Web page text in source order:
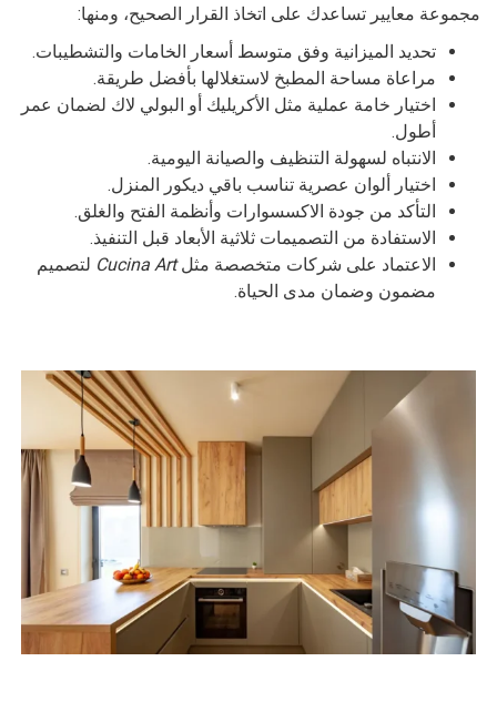
مجموعة معايير تساعدك على اتخاذ القرار الصحيح، ومنها:
تحديد الميزانية وفق متوسط أسعار الخامات والتشطيبات.
مراعاة مساحة المطبخ لاستغلالها بأفضل طريقة.
اختيار خامة عملية مثل الأكريليك أو البولي لاك لضمان عمر
أطول.
الانتباه لسهولة التنظيف والصيانة اليومية.
اختيار ألوان عصرية تناسب باقي ديكور المنزل.
التأكد من جودة الاكسسوارات وأنظمة الفتح والغلق.
الاستفادة من التصميمات ثلاثية الأبعاد قبل التنفيذ.
الاعتماد على شركات متخصصة مثلCucina Art لتصميم
مضمون وضمان مدى الحياة.